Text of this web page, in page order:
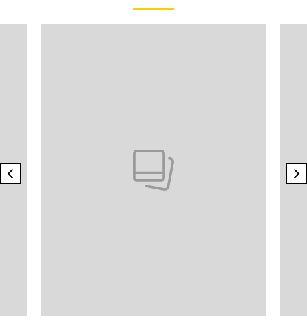
previous element